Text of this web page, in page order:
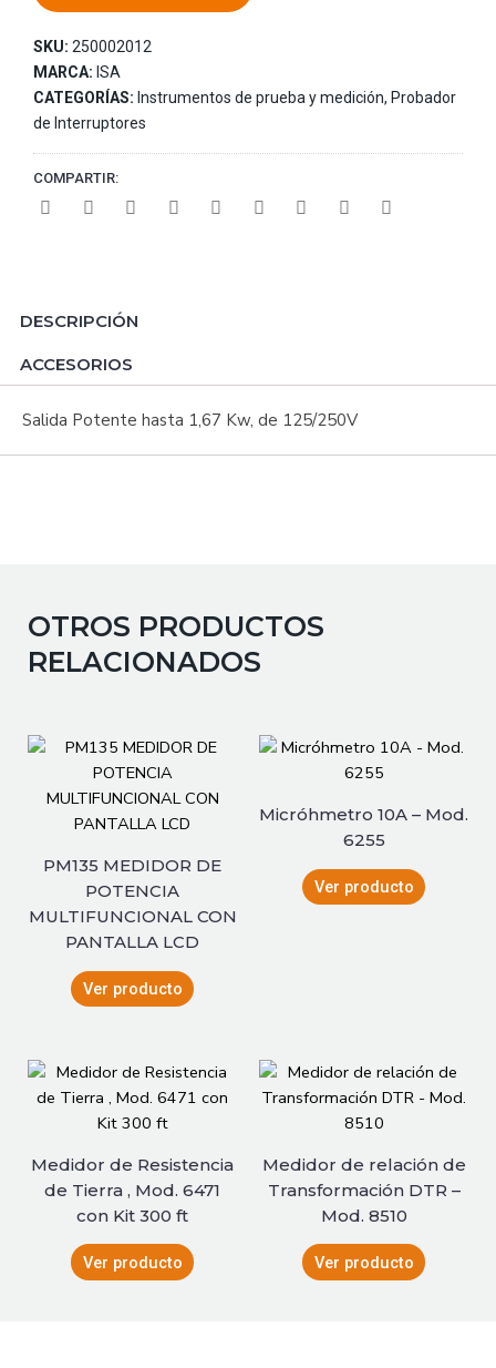
SKU: 250002012
MARCA: ISA
CATEGORÍAS: Instrumentos de prueba y medición, Probador
de Interruptores
COMPARTIR:
DESCRIPCIÓN
ACCESORIOS
Salida Potente hasta 1,67 Kw, de 125/250V
OTROS PRODUCTOS
RELACIONADOS
PM135 MEDIDOR DE
POTENCIA
MULTIFUNCIONAL CON
PANTALLA LCD
Ver producto
Micróhmetro 10A – Mod.
6255
Ver producto
Medidor de Resistencia
de Tierra , Mod. 6471
con Kit 300 ft
Ver producto
Medidor de relación de
Transformación DTR –
Mod. 8510
Ver producto